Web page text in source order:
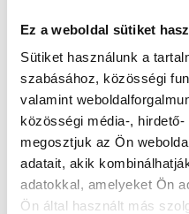
Ez a weboldal sütiket
Sütiket használunk a
szabásához, közösségi
valamint
közösségi média-,
megosztjuk az Ön
adatait, akik
adatokkal, amelyeket Ön
Ön által használt más
☀️Kedves Vásárlóink!
A rendkívüli meleg
csokoládéink
átmenetileg
biztosítani, hogy
tőlünk megszokott
Önökhöz.